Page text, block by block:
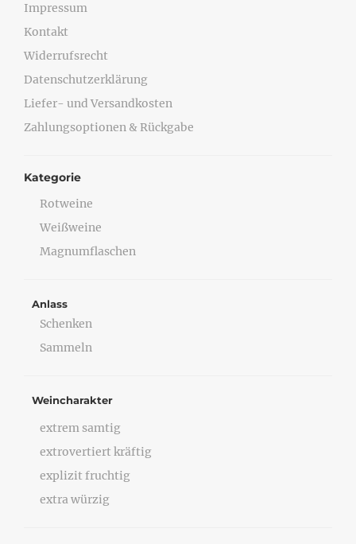
Impressum
Kontakt
Widerrufsrecht
Datenschutzerklärung
Liefer- und Versandkosten
Zahlungsoptionen & Rückgabe
Kategorie
Rotweine
Weißweine
Magnumflaschen
Anlass
Schenken
Sammeln
Weincharakter
extrem samtig
extrovertiert kräftig
explizit fruchtig
extra würzig